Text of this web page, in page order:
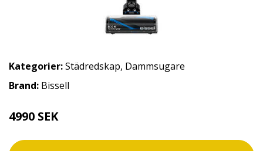
Kategorier:Städredskap, Dammsugare
Brand: Bissell
4990 SEK